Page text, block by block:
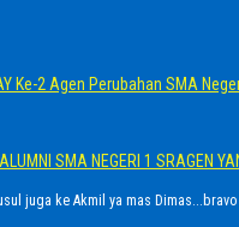
Ke-2 Agen Perubahan SMA
SMA NEGERI 1 SRAGEN
juga ke Akmil ya mas Dimas...bravo